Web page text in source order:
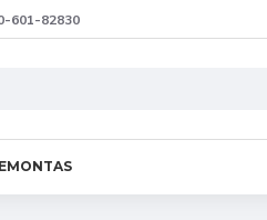
601-82830